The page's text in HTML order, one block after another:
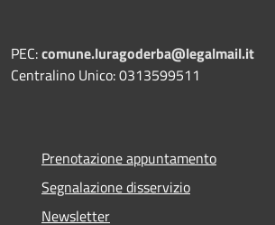
PEC:comune.luragoderba@legalmail.it
Centralino Unico: 0313599511
Prenotazione appuntamento
Segnalazione disservizio
Newsletter